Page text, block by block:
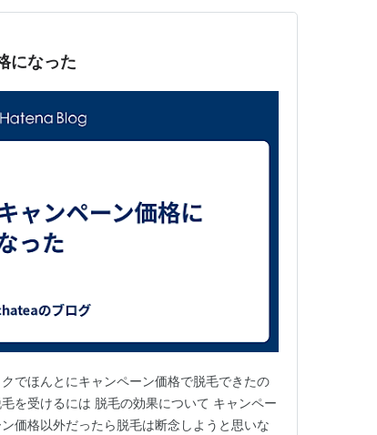
になった
でほんとにキャンペーン価格で脱毛できたの
を受けるには 脱毛の効果について キャンペー
価格以外だったら脱毛は断念しようと思いな